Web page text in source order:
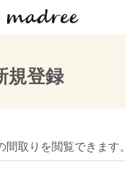
規登録
取りを閲覧できます。